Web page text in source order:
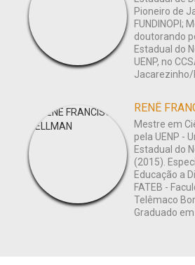
Pioneiro de
FUNDINOPI;
doutorando
Estadual do
UENP, no
Jacarezinho/
Mestre em
pela UENP -
Estadual do
(2015).
Educação a
FATEB -
Telêmaco
Graduado em